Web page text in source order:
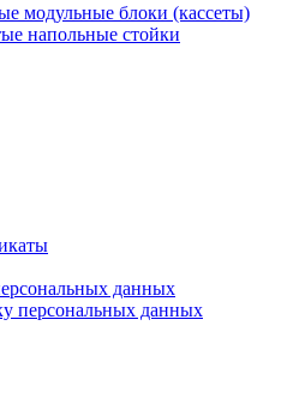
модульные блоки (кассеты)
напольные стойки
данных
персональных данных